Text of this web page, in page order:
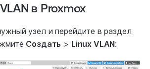
в Proxmox
узел и перейдите в раздел
Создать > Linux VLAN: